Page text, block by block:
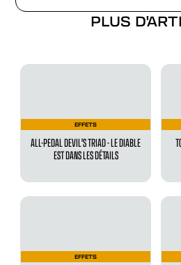
PLUS
EFFETS
ALL-PEDAL DEVIL'S TRIAD - LE DIABLE
EST DANS LES DÉTAILS
EFFETS